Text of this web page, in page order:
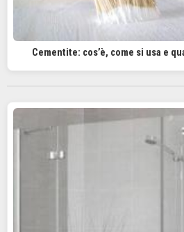
Cementite: cos’è, come si usa e